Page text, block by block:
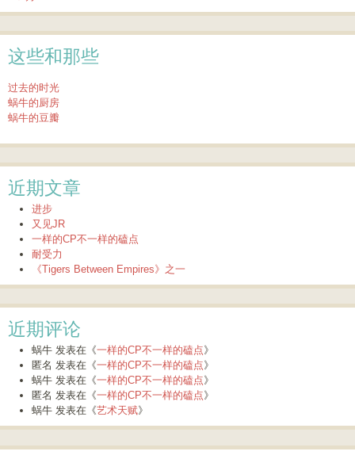
这些和那些
过去的时光
蜗牛的厨房
蜗牛的豆瓣
近期文章
进步
又见JR
一样的CP不一样的磕点
耐受力
《Tigers Between Empires》之一
近期评论
蜗牛 发表在《一样的CP不一样的磕点》
匿名 发表在《一样的CP不一样的磕点》
蜗牛 发表在《一样的CP不一样的磕点》
匿名 发表在《一样的CP不一样的磕点》
蜗牛 发表在《艺术天赋》